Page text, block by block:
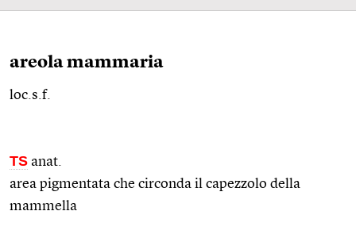
areola mammaria
loc.s.f.
TS anat.
area pigmentata che circonda il capezzolo della
mammella